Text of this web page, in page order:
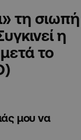
τη σιωπή
η
το
μου να